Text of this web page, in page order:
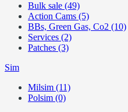
Bulk sale (49)
Action Cams (5)
BBs, Green Gas, Co2 (10)
Services (2)
Patches (3)
Sim
Milsim (11)
Polsim (0)